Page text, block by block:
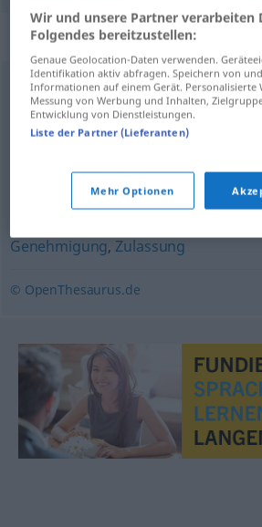
Synonyme für
Einverständnis,Zustimmung,Segen,
Erlaubnis (Hauptform) Zulassung
Ermächtigung,Recht,
Konzession (fachspr.),
Genehmigung, Zulassung
© OpenThesaurus.de
Wir und unsere Partner verarbeiten
Folgendes bereitzustellen:
Genaue Geolocation-Daten verwenden.
Identifikation aktiv abfragen. Speichern von
Informationen auf einem Gerät. Personalisierte
Messung von Werbung und Inhalten,
Entwicklung von Dienstleistungen.
Liste der Partner (Lieferanten)
Mehr Optionen